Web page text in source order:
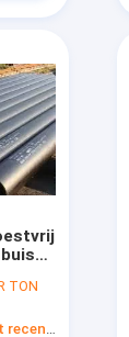
TON
Ontvang de meest recente Prijs